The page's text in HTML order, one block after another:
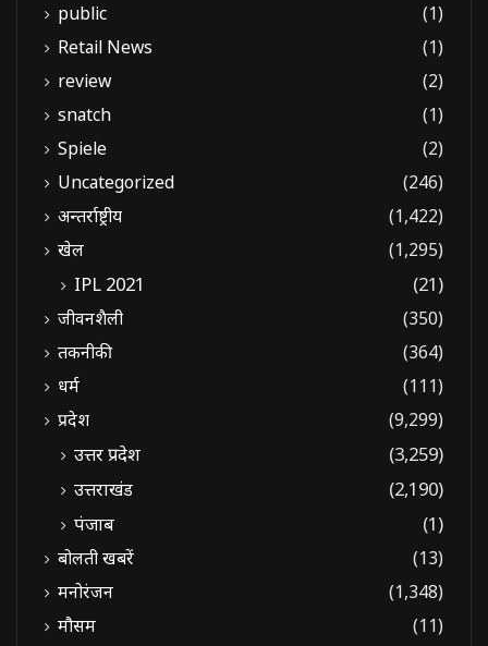
public
(1)
Retail News
(1)
review
(2)
snatch
(1)
Spiele
(2)
Uncategorized
(246)
अन्तर्राष्ट्रीय
(1,422)
खेल
(1,295)
IPL 2021 (21)
जीवनशैली
(350)
तकनीकी
(364)
धर्म
(111)
प्रदेश
(9,299)
उत्तर प्रदेश
(3,259)
उत्तराखंड
(2,190)
पंजाब
(1)
बोलती खबरें
(13)
मनोरंजन
(1,348)
मौसम
(11)